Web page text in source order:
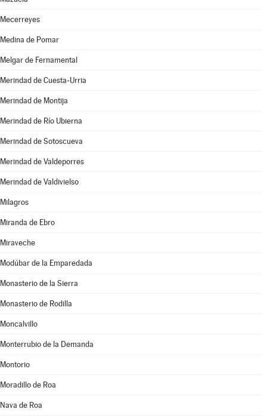
Mecerreyes
Medina de Pomar
Melgar de Fernamental
Merindad de Cuesta-Urria
Merindad de Montija
Merindad de Río Ubierna
Merindad de Sotoscueva
Merindad de Valdeporres
Merindad de Valdivielso
Milagros
Miranda de Ebro
Miraveche
Modúbar de la Emparedada
Monasterio de la Sierra
Monasterio de Rodilla
Moncalvillo
Monterrubio de la Demanda
Montorio
Moradillo de Roa
Nava de Roa